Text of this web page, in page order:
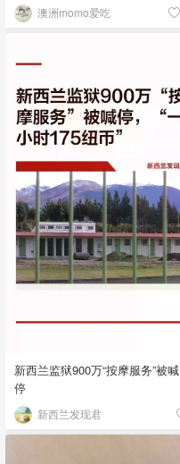
澳洲momo爱吃
新西兰监狱900万“按摩服务”被喊
停
新西兰发现君